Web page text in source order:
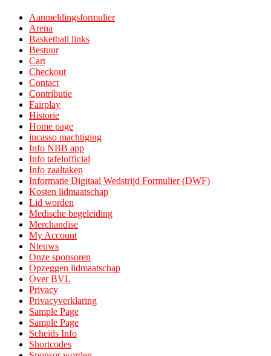
Aanmeldingsformulier
Arena
Basketball links
Bestuur
Cart
Checkout
Contact
Contributie
Fairplay
Historie
Home page
incasso machtiging
Info NBB app
Info tafelofficial
Info zaaltaken
Informatie Digitaal Wedstrijd Formulier (DWF)
Kosten lidmaatschap
Lid worden
Medische begeleiding
Merchandise
My Account
Nieuws
Onze sponsoren
Opzeggen lidmaatschap
Over BVL
Privacy
Privacyverklaring
Sample Page
Sample Page
Scheids Info
Shortcodes